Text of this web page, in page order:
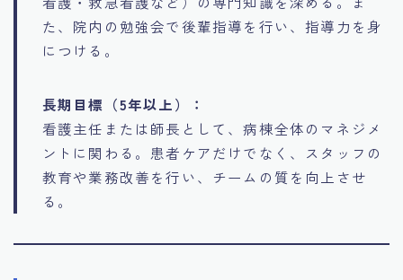
た、院内の勉強会で後輩指導を行い、指導力を身
につける。
長期目標（5年以上）：
看護主任または師長として、病棟全体のマネジメ
ントに関わる。患者ケアだけでなく、スタッフの
教育や業務改善を行い、チームの質を向上させ
る。